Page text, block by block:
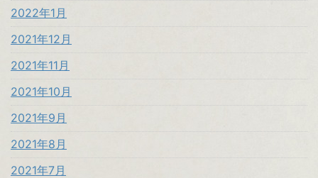
2022年1月
2021年12月
2021年11月
2021年10月
2021年9月
2021年8月
2021年7月